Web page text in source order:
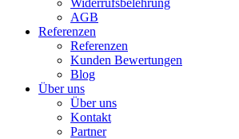
AGB
Referenzen
Referenzen
Kunden Bewertungen
Blog
Über uns
Über uns
Kontakt
Partner